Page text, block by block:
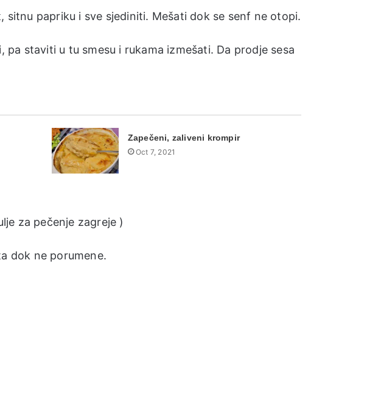
sitnu papriku i sve sjediniti. Mešati dok se senf ne otopi.
staviti u tu smesu i rukama izmešati. Da prodje sesa
Zapečeni, zaliveni krompir
Oct 7, 2021
za pečenje zagreje )
dok ne porumene.